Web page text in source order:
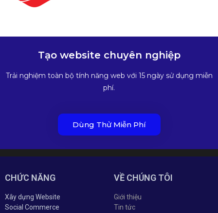
Tạo website chuyên nghiệp
Trải nghiệm toàn bộ tính năng web với 15 ngày sử dụng miễn
phí.
Dùng Thử Miễn Phí
CHỨC NĂNG
Xây dựng Website
Social Commerce
VỀ CHÚNG TÔI
Giới thiệu
Tin tức